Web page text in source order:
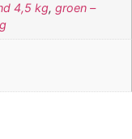
4,5 kg,groen –